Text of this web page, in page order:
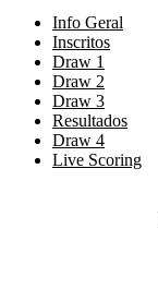
Info Geral
Inscritos
Draw 1
Draw 2
Draw 3
Resultados
Draw 4
Live Scoring